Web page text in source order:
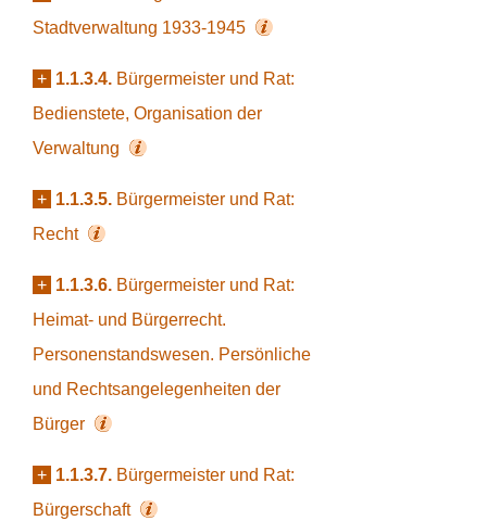
Stadtverwaltung 1933-1945
+ 1.1.3.4. Bürgermeister und Rat:
Bedienstete, Organisation der
Verwaltung
+ 1.1.3.5. Bürgermeister und Rat:
Recht
+ 1.1.3.6. Bürgermeister und Rat:
Heimat- und Bürgerrecht.
Personenstandswesen. Persönliche
und Rechtsangelegenheiten der
Bürger
+ 1.1.3.7. Bürgermeister und Rat:
Bürgerschaft